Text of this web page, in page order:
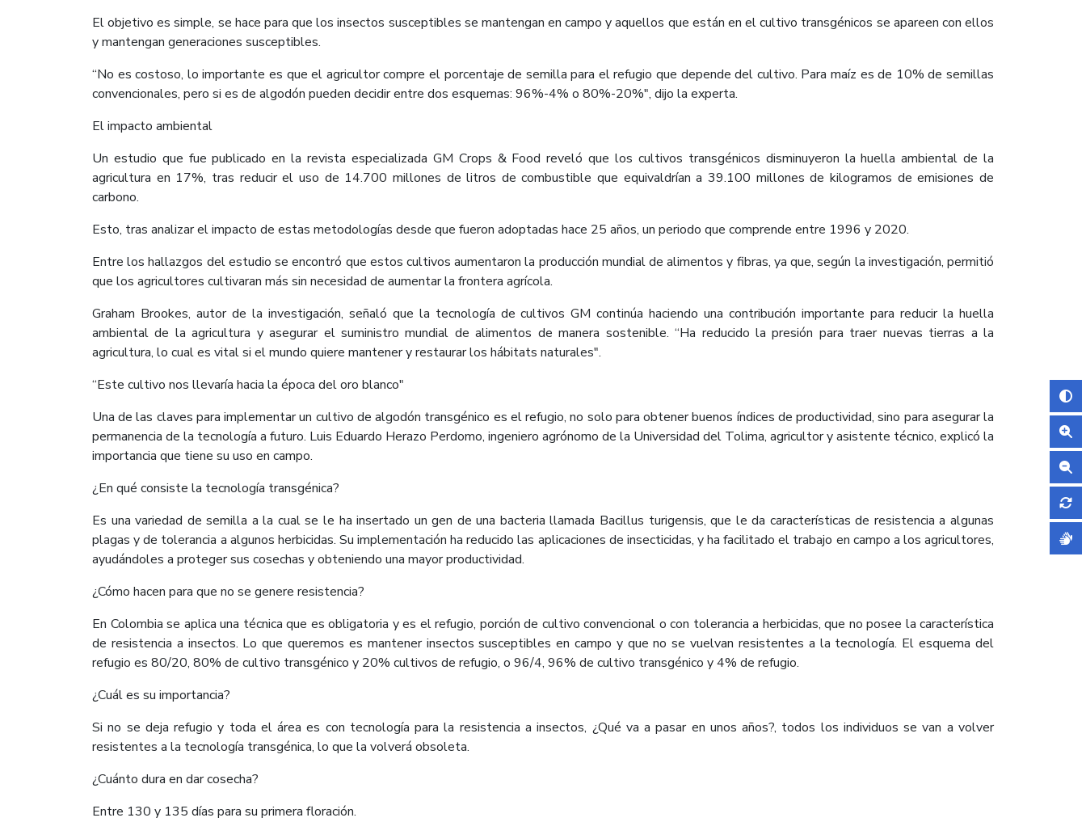
El objetivo es simple, se hace para que los insectos susceptibles se mantengan en campo y aquellos que están en el cultivo transgénicos se apareen con ellos
y mantengan generaciones susceptibles.
“No es costoso, lo importante es que el agricultor compre el porcentaje de semilla para el refugio que depende del cultivo. Para maíz es de 10% de semillas
convencionales, pero si es de algodón pueden decidir entre dos esquemas: 96%-4% o 80%-20%", dijo la experta.
El impacto ambiental
Un estudio que fue publicado en la revista especializada GM Crops & Food reveló que los cultivos transgénicos disminuyeron la huella ambiental de la
agricultura en 17%, tras reducir el uso de 14.700 millones de litros de combustible que equivaldrían a 39.100 millones de kilogramos de emisiones de
carbono.
Esto, tras analizar el impacto de estas metodologías desde que fueron adoptadas hace 25 años, un periodo que comprende entre 1996 y 2020.
Entre los hallazgos del estudio se encontró que estos cultivos aumentaron la producción mundial de alimentos y fibras, ya que, según la investigación, permitió
que los agricultores cultivaran más sin necesidad de aumentar la frontera agrícola.
Graham Brookes, autor de la investigación, señaló que la tecnología de cultivos GM continúa haciendo una contribución importante para reducir la huella
ambiental de la agricultura y asegurar el suministro mundial de alimentos de manera sostenible. “Ha reducido la presión para traer nuevas tierras a la
agricultura, lo cual es vital si el mundo quiere mantener y restaurar los hábitats naturales".
“Este cultivo nos llevaría hacia la época del oro blanco"
Una de las claves para implementar un cultivo de algodón transgénico es el refugio, no solo para obtener buenos índices de productividad, sino para asegurar la
permanencia de la tecnología a futuro. Luis Eduardo Herazo Perdomo, ingeniero agrónomo de la Universidad del Tolima, agricultor y asistente técnico, explicó la
importancia que tiene su uso en campo.
¿En qué consiste la tecnología transgénica?
Es una variedad de semilla a la cual se le ha insertado un gen de una bacteria llamada Bacillus turigensis, que le da características de resistencia a algunas
plagas y de tolerancia a algunos herbicidas. Su implementación ha reducido las aplicaciones de insecticidas, y ha facilitado el trabajo en campo a los agricultores,
ayudándoles a proteger sus cosechas y obteniendo una mayor productividad.
¿Cómo hacen para que no se genere resistencia?
En Colombia se aplica una técnica que es obligatoria y es el refugio, porción de cultivo convencional o con tolerancia a herbicidas, que no posee la característica
de resistencia a insectos. Lo que queremos es mantener insectos susceptibles en campo y que no se vuelvan resistentes a la tecnología. El esquema del
refugio es 80/20, 80% de cultivo transgénico y 20% cultivos de refugio, o 96/4, 96% de cultivo transgénico y 4% de refugio.
¿Cuál es su importancia?
Si no se deja refugio y toda el área es con tecnología para la resistencia a insectos, ¿Qué va a pasar en unos años?, todos los individuos se van a volver
resistentes a la tecnología transgénica, lo que la volverá obsoleta.
¿Cuánto dura en dar cosecha?
Entre 130 y 135 días para su primera floración.